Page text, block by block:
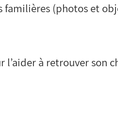
familières (photos et
à retrouver son